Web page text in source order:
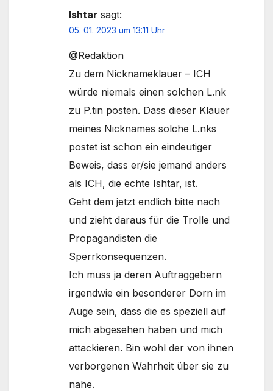
Ishtar sagt:
05. 01. 2023 um 13:11 Uhr
@Redaktion
Zu dem Nicknameklauer – ICH
würde niemals einen solchen L.nk
zu P.tin posten. Dass dieser Klauer
meines Nicknames solche L.nks
postet ist schon ein eindeutiger
Beweis, dass er/sie jemand anders
als ICH, die echte Ishtar, ist.
Geht dem jetzt endlich bitte nach
und zieht daraus für die Trolle und
Propagandisten die
Sperrkonsequenzen.
Ich muss ja deren Auftraggebern
irgendwie ein besonderer Dorn im
Auge sein, dass die es speziell auf
mich abgesehen haben und mich
attackieren. Bin wohl der von ihnen
verborgenen Wahrheit über sie zu
nahe.